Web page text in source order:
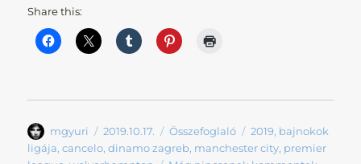
Share this:
Szerző
mgyuri Közzétéve
2019.10.17. Kategória
Összefoglaló Címke
2019, bajnokok
ligája,cancelo,dinamo zagreb, manchester city, premier